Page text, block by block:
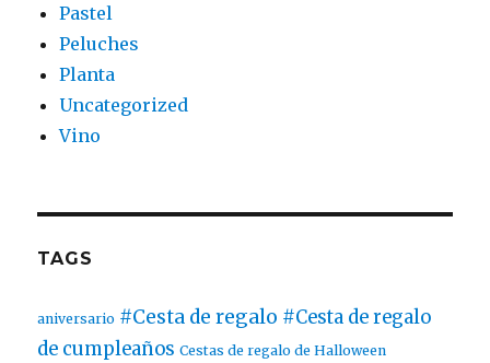
Pastel
Peluches
Planta
Uncategorized
Vino
TAGS
aniversario #Cesta de regalo #Cesta de regalo
de cumpleaños Cestas de regalo de Halloween